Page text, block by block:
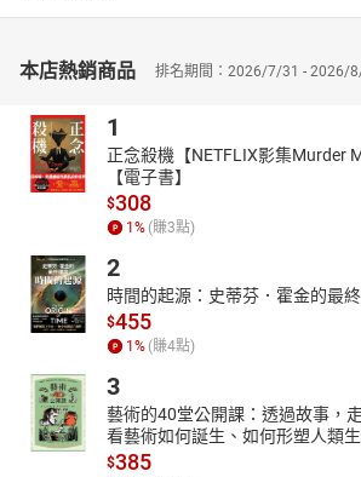
本店熱銷商品 排名期間：2026/7/31 - 2026/
1
正念殺機【NETFLIX影集Murder
【電子書】
$308
1 % (賺3點)
2
時間的起源：史蒂芬．霍金的最終
$455
1 % (賺4點)
3
藝術的40堂公開課：透過故事，
看藝術如何誕生、如何形塑人類生
$385